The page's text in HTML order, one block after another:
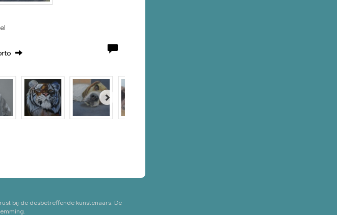
bij de desbetreffende kunstenaars. De